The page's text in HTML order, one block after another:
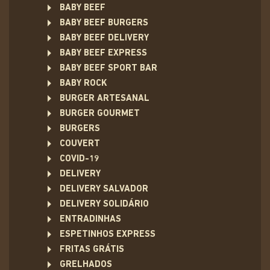
BABY BEEF
BABY BEEF BURGERS
BABY BEEF DELIVERY
BABY BEEF EXPRESS
BABY BEEF SPORT BAR
BABY ROCK
BURGER ARTESANAL
BURGER GOURMET
BURGERS
COUVERT
COVID-19
DELIVERY
DELIVERY SALVADOR
DELIVERY SOLIDÁRIO
ENTRADINHAS
ESPETINHOS EXPRESS
FRITAS GRÁTIS
GRELHADOS